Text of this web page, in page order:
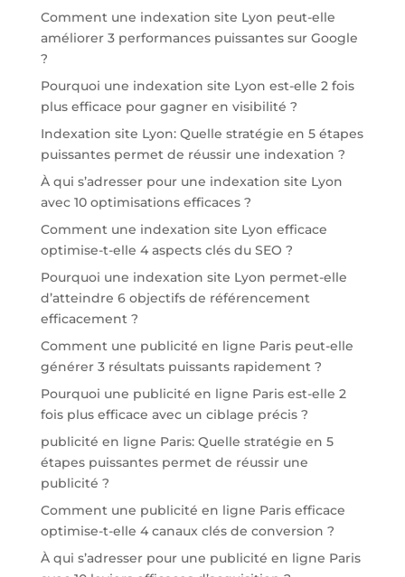
Comment une indexation site Lyon peut-elle
améliorer 3 performances puissantes sur Google
?
Pourquoi une indexation site Lyon est-elle 2 fois
plus efficace pour gagner en visibilité ?
Indexation site Lyon: Quelle stratégie en 5 étapes
puissantes permet de réussir une indexation ?
À qui s’adresser pour une indexation site Lyon
avec 10 optimisations efficaces ?
Comment une indexation site Lyon efficace
optimise-t-elle 4 aspects clés du SEO ?
Pourquoi une indexation site Lyon permet-elle
d’atteindre 6 objectifs de référencement
efficacement ?
Comment une publicité en ligne Paris peut-elle
générer 3 résultats puissants rapidement ?
Pourquoi une publicité en ligne Paris est-elle 2
fois plus efficace avec un ciblage précis ?
publicité en ligne Paris: Quelle stratégie en 5
étapes puissantes permet de réussir une
publicité ?
Comment une publicité en ligne Paris efficace
optimise-t-elle 4 canaux clés de conversion ?
À qui s’adresser pour une publicité en ligne Paris